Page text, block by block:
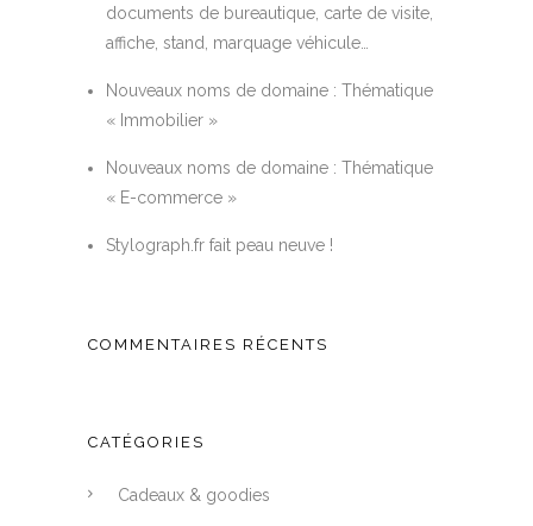
documents de bureautique, carte de visite,
affiche, stand, marquage véhicule…
Nouveaux noms de domaine : Thématique
« Immobilier »
Nouveaux noms de domaine : Thématique
« E-commerce »
Stylograph.fr fait peau neuve !
COMMENTAIRES RÉCENTS
CATÉGORIES
Cadeaux & goodies